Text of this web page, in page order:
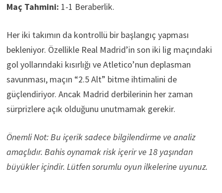
Maç Tahmini: 1-1 Beraberlik.
Her iki takımın da kontrollü bir başlangıç yapması
bekleniyor. Özellikle Real Madrid’in son iki lig maçındaki
gol yollarındaki kısırlığı ve Atletico’nun deplasman
savunması, maçın “2.5 Alt” bitme ihtimalini de
güçlendiriyor. Ancak Madrid derbilerinin her zaman
sürprizlere açık olduğunu unutmamak gerekir.
Önemli Not: Bu içerik sadece bilgilendirme ve analiz
amaçlıdır. Bahis oynamak risk içerir ve 18 yaşından
büyükler içindir. Lütfen sorumlu oyun ilkelerine uyunuz.